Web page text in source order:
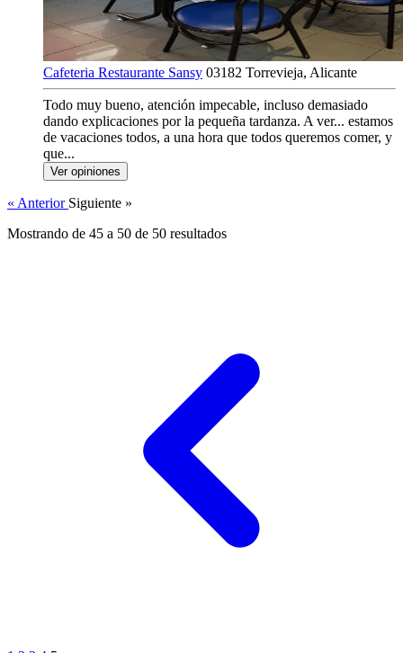
Cafeteria Restaurante Sansy 03182 Torrevieja, Alicante
Todo muy bueno, atención impecable, incluso demasiado
dando explicaciones por la pequeña tardanza. A ver... estamos
de vacaciones todos, a una hora que todos queremos comer, y
que...
Ver opiniones
« Anterior Siguiente »
Mostrando de 45 a 50 de 50 resultados